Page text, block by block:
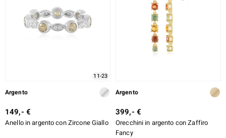
11-23
Argento
149,- €
Anello in argento con Zircone Giallo
Argento
399,- €
Orecchini in argento con Zaffiro
Fancy